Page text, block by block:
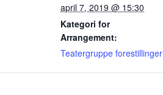
april 7, 2019 @ 15:30
Kategori for
Arrangement:
Teatergruppe forestillinger